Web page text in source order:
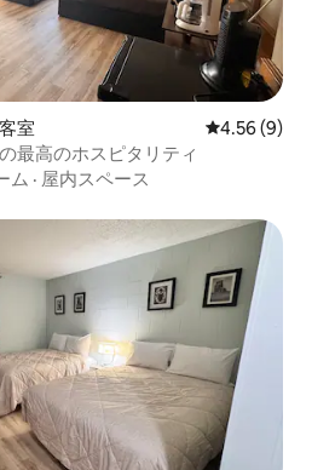
室 レビュー9
4.56 (9)
最高のホスピタリティ
ム · 屋内スペース